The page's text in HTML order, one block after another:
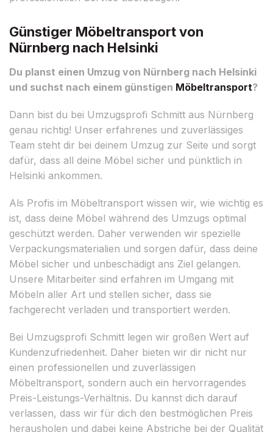
Günstiger Möbeltransport von
Nürnberg nach Helsinki
Du planst einen Umzug von Nürnberg nach Helsinki
und suchst nach einem günstigen Möbeltransport?
Dann bist du bei Umzugsprofi Schmitt aus Nürnberg
genau richtig! Unser erfahrenes und zuverlässiges
Team steht dir bei deinem Umzug zur Seite und sorgt
dafür, dass all deine Möbel sicher und pünktlich in
Helsinki ankommen.
Als Profis im Möbeltransport wissen wir, wie wichtig es
ist, dass deine Möbel während des Umzugs optimal
geschützt werden. Daher verwenden wir spezielle
Verpackungsmaterialien und sorgen dafür, dass deine
Möbel sicher und unbeschädigt ans Ziel gelangen.
Unsere Mitarbeiter sind erfahren im Umgang mit
Möbeln aller Art und stellen sicher, dass sie
fachgerecht verladen und transportiert werden.
Bei Umzugsprofi Schmitt legen wir großen Wert auf
Kundenzufriedenheit. Daher bieten wir dir nicht nur
einen professionellen und zuverlässigen
Möbeltransport, sondern auch ein hervorragendes
Preis-Leistungs-Verhältnis. Du kannst dich darauf
verlassen, dass wir für dich den bestmöglichen Preis
herausholen und dabei keine Abstriche bei der Qualität